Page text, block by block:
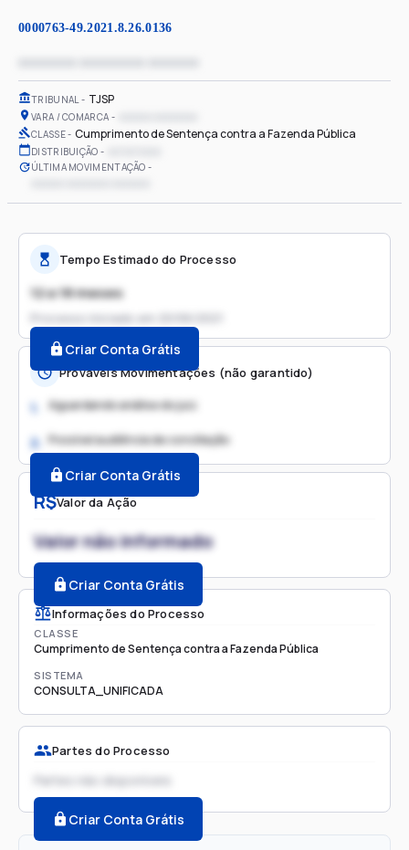
0000763-49.2021.8.26.0136
TRIBUNAL TJSP
VARA / COMARCA
CLASSE Cumprimento de Sentença contra a Fazenda Pública
DISTRIBUIÇÃO
ÚLTIMA MOVIMENTAÇÃO
R$Valor da Ação
Valor não informado
Criar Conta Grátis
Informações do Processo
CLASSE
Cumprimento de Sentença contra a Fazenda Pública
SISTEMA
CONSULTA_UNIFICADA
Partes do Processo
Partes não disponíveis
Criar Conta Grátis
Tempo Estimado do Processo
12 a 18 meses
Processo iniciado em
Criar Conta Grátis
Prováveis Movimentações (não garantido)
1. Aguardando análise do juiz
2. Possível audiência de conciliação
Criar Conta Grátis